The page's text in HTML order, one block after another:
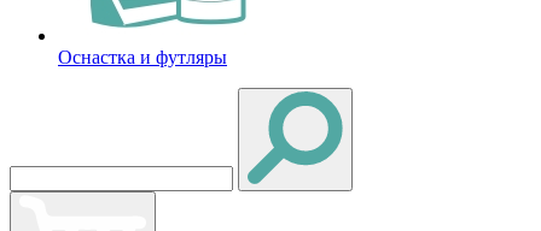
Оснастка и футляры